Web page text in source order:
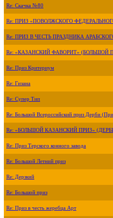
Re: Скачка №80
Re: ПРИЗ «ПОВОЛЖСКОГО
Re: ПРИЗ В ЧЕСТЬ ПРАЗДНИКА
Re: «КАЗАНСКИЙ ФАВОРИТ» (БОЛЬШОЙ
Re: Приз Критериум
Re: Гизана
Re: Супер Тип
Re: Большой Всероссийский приз Дерби
Re: «БОЛЬШОЙ КАЗАНСКИЙ ПРИЗ»
Re: Приз Терского конного завода
Re: Большой Летний приз
Re: Дерзкий
Re: Большой приз
Re: Приз в честь жеребца Арт